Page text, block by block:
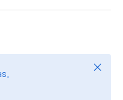
Cerrar